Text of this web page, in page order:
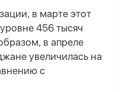
в марте этот
456 тысяч
в апреле
увеличилась на
с